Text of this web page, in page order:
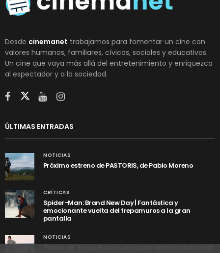
Desde cinemanet trabajamos para fomentar un cine con
valores humanos, familiares, cívicos, sociales y educativos.
Un cine que vaya más allá del entretenimiento y enriquezca
al espectador y a la sociedad.
ÚLTIMAS ENTRADAS
NOTICIAS
Próximo estreno de PASTORIS, de Pablo Moreno
CRÍTICAS
Spider-Man: Brand New Day | Fantástica y
emocionante vuelta del trepamuros a la gran
pantalla
NOTICIAS
Tráiler de ‘Yo soy Rocky’, la sorprendente historia real